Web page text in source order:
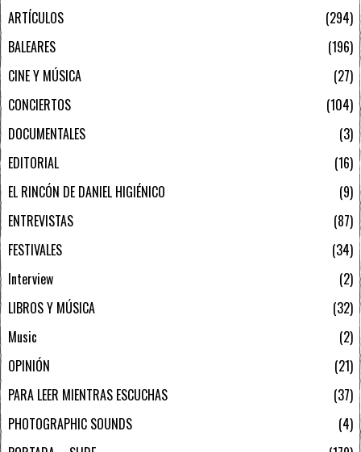
ARTÍCULOS
294
BALEARES
196
CINE Y MÚSICA
27
CONCIERTOS
104
DOCUMENTALES
3
EDITORIAL
16
EL RINCÓN DE DANIEL HIGIÉNICO
9
ENTREVISTAS
87
FESTIVALES
34
Interview
2
LIBROS Y MÚSICA
32
Music
2
OPINIÓN
21
PARA LEER MIENTRAS ESCUCHAS
37
PHOTOGRAPHIC SOUNDS
4